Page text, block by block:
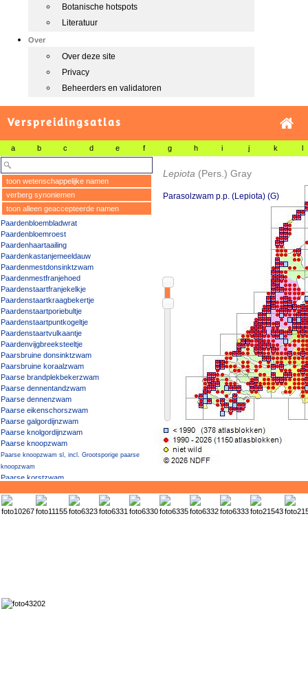
Botanische hotspots
Literatuur
Over
Over deze site
Privacy
Beheerders en validatoren
Verspreidingsatlas
a b c d e f g h i j k l
toon wetenschappelijke namen
verberg synoniemen
toon alleen geaccepteerde namen
Paardenbloembladwrat
Paardenbloemroest
Paardenhaartaailing
Paardenkastanjemeeldauw
Paardenmestdonsinktzwam
Paardenmestfranjehoed
Paardenstaartfranjekelkje
Paardenstaartkraagbekertje
Paardenstaartporiebultje
Paardenstaartpuntkogeltje
Paardenstaartvulkaantje
Paardenvijgbreeksteeltje
Paarsbruine donsinktzwam
Paarsbruine koraalzwam
Paarse brandplekbekerzwam
Paarse dennentandzwam
Paarse dennenzwam
Paarse eikenschorszwam
Paarse galgordijnzwam
Paarse knolgordijnzwam
Paarse knoopzwam
Paarse knoopzwam sl, incl. Grootsporige paarse
knoopzwam
Paarse korstzwam
Paarse schijnridderzwam
Paarse wasporia
Paarssteelvezelkop
Paarsstelige pastelrussula
Lepiota (Pers.) Gray
Parasolzwam p.p. (Lepiota) (G)